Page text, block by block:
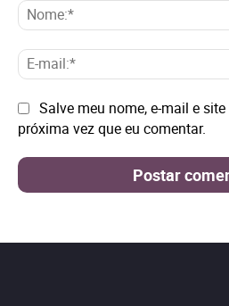
Site: Salve meu nome, e-mail e
próxima vez que eu comentar.